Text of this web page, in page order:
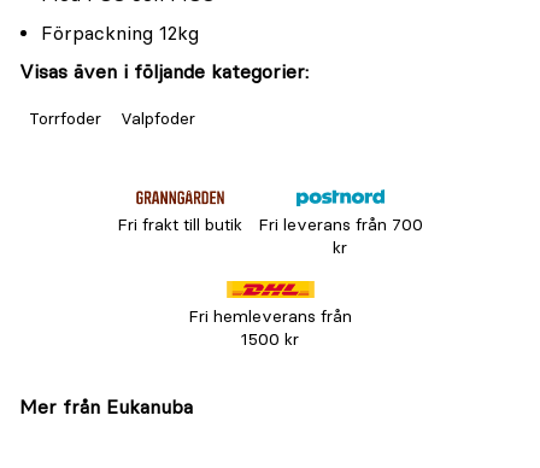
Förpackning 12kg
Visas även i följande kategorier:
Torrfoder Valpfoder
Fri frakt till butik
Fri leverans från 700
kr
Fri hemleverans från
1500 kr
Mer från Eukanuba